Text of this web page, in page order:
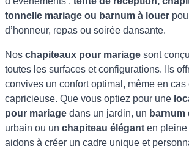
tonnelle mariage ou barnum à louer
d’honneur, repas ou soirée dansante.
Nos chapiteaux pour mariage sont
toutes les surfaces et configurations. Ils
convives un confort optimal, même en cas
capricieuse. Que vous optiez pour une
pour mariage dans un jardin, un barnum
urbain ou un chapiteau élégant en pleine
aidons à créer un cadre unique et